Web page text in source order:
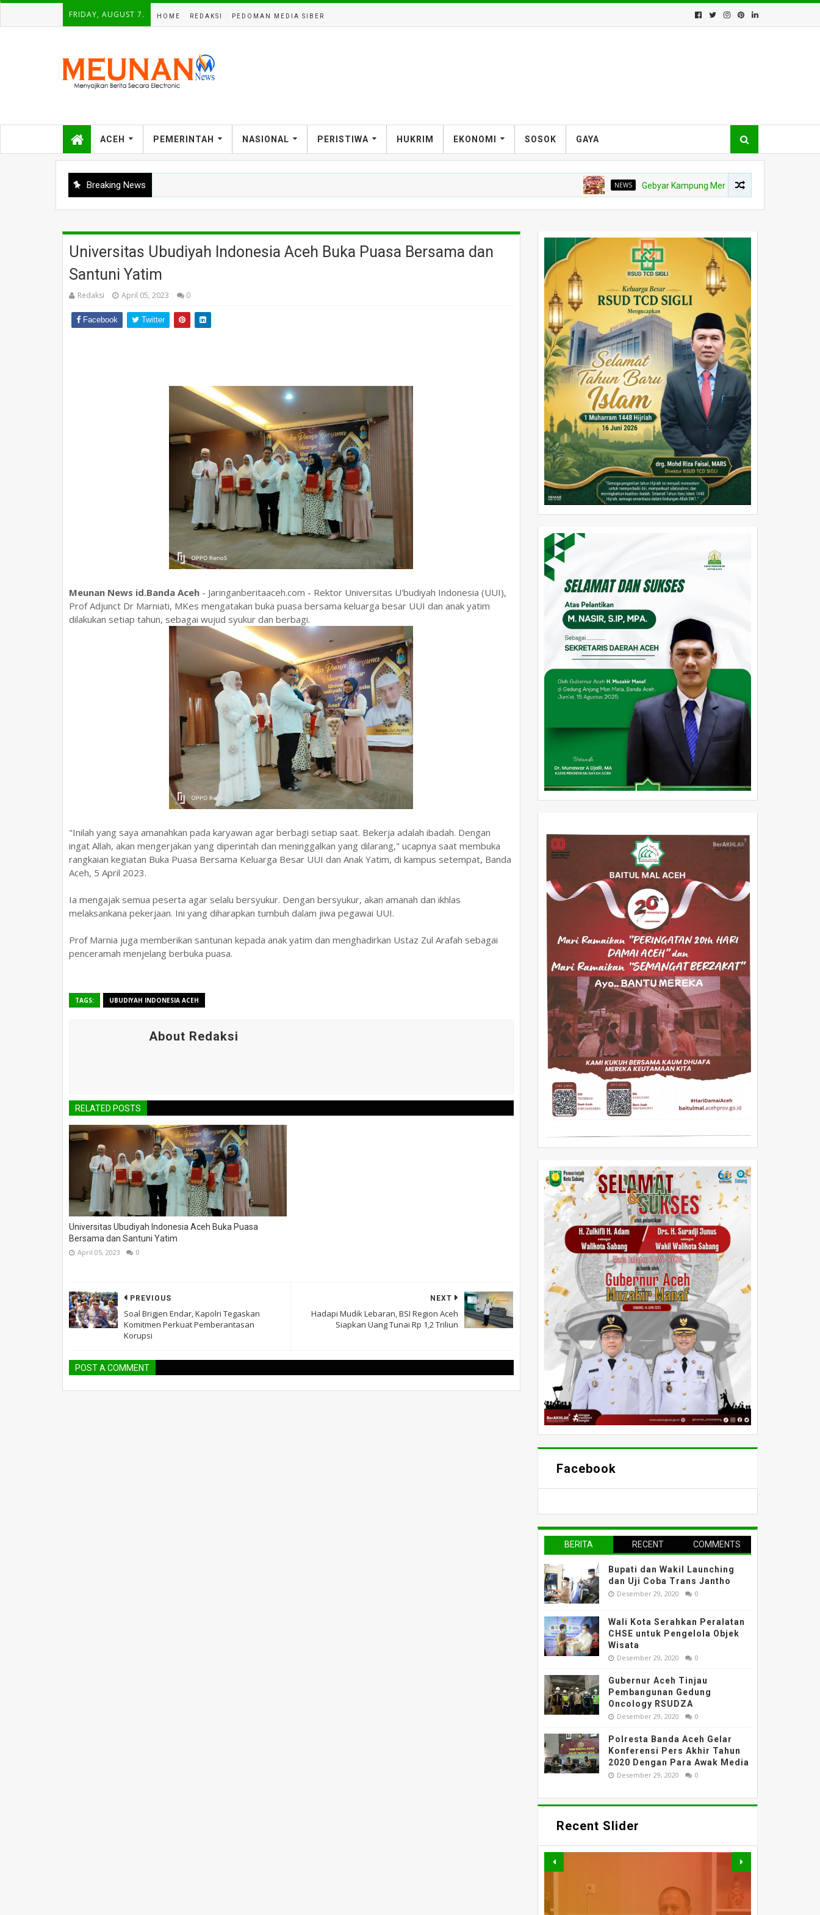
FRIDAY, AUGUST 7. HOME REDAKSI PEDOMAN MEDIA SIBER
ACEH PEMERINTAH NASIONAL PERISTIWA HUKRIM EKONOMI SOSOK GAYA
Breaking News NEWS Gebyar Kampung Merah Putih Berhadiah Rp150 Juta,
Universitas Ubudiyah Indonesia Aceh Buka Puasa Bersama dan
Santuni Yatim
Redaksi April 05, 2023 0
Facebook Twitter
Meunan News id.Banda Aceh - Jaringanberitaaceh.com - Rektor Universitas U'budiyah Indonesia (UUI),
Prof Adjunct Dr Marniati, MKes mengatakan buka puasa bersama keluarga besar UUI dan anak yatim
dilakukan setiap tahun, sebagai wujud syukur dan berbagi.
"Inilah yang saya amanahkan pada karyawan agar berbagi setiap saat. Bekerja adalah ibadah. Dengan
ingat Allah, akan mengerjakan yang diperintah dan meninggalkan yang dilarang," ucapnya saat membuka
rangkaian kegiatan Buka Puasa Bersama Keluarga Besar UUI dan Anak Yatim, di kampus setempat, Banda
Aceh, 5 April 2023.
Ia mengajak semua peserta agar selalu bersyukur. Dengan bersyukur, akan amanah dan ikhlas
melaksankana pekerjaan. Ini yang diharapkan tumbuh dalam jiwa pegawai UUI.
Prof Marnia juga memberikan santunan kepada anak yatim dan menghadirkan Ustaz Zul Arafah sebagai
penceramah menjelang berbuka puasa.
TAGS: UBUDIYAH INDONESIA ACEH
About Redaksi
RELATED POSTS
Universitas Ubudiyah Indonesia Aceh Buka Puasa
Bersama dan Santuni Yatim
April 05, 2023 0
NEXT
Hadapi Mudik Lebaran, BSI Region Aceh
Siapkan Uang Tunai Rp 1,2 Triliun
PREVIOUS
Soal Brigjen Endar, Kapolri Tegaskan
Komitmen Perkuat Pemberantasan
Korupsi
POST A COMMENT
Facebook
BERITA
RECENT COMMENTS
Bupati dan Wakil Launching
dan Uji Coba Trans Jantho
Desember 29, 2020 0
Wali Kota Serahkan Peralatan
CHSE untuk Pengelola Objek
Wisata
Desember 29, 2020 0
Gubernur Aceh Tinjau
Pembangunan Gedung
Oncology RSUDZA
Desember 29, 2020 0
Polresta Banda Aceh Gelar
Konferensi Pers Akhir Tahun
2020 Dengan Para Awak Media
Desember 29, 2020 0
Recent Slider
PERKUAT AKSES DAN